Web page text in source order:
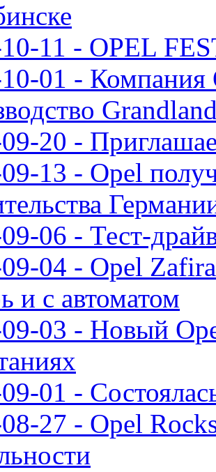
11 - OPEL
01 - Компания
20 -
13 - Opel
06 - Тест-
04 - Opel
и с автоматом
03 - Новый
01 -
27 - Opel